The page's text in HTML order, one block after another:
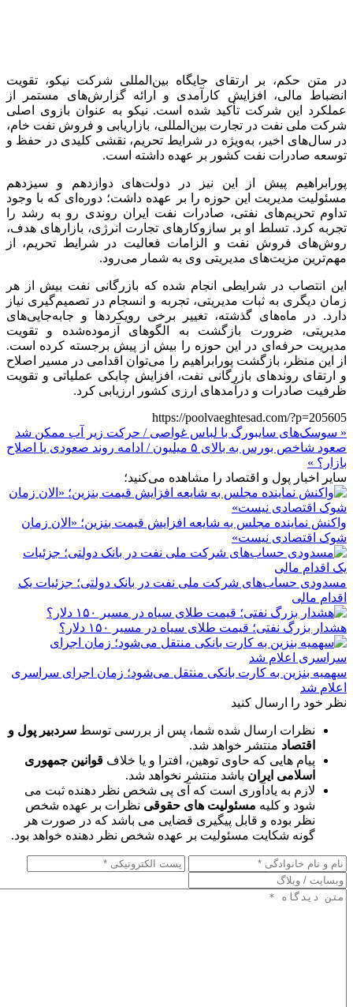
در متن حکم، بر ارتقای جایگاه بین‌المللی شرکت نیکو، تقویت
انضباط مالی، افزایش کارآمدی و ارائه گزارش‌های مستمر از
عملکرد این شرکت تأکید شده است. نیکو به عنوان بازوی اصلی
شرکت ملی نفت در تجارت بین‌المللی، بازاریابی و فروش نفت خام،
در سال‌های اخیر، به‌ویژه در شرایط تحریم، نقشی کلیدی در حفظ و
توسعه صادرات نفت کشور بر عهده داشته است.
پورابراهیم پیش از این نیز در دولت‌های دوازدهم و سیزدهم
مسئولیت مدیریت این حوزه را بر عهده داشت؛ دوره‌ای که با وجود
تداوم تحریم‌های نفتی، صادرات نفت ایران روندی رو به رشد را
تجربه کرد. تسلط او بر سازوکارهای تجارت انرژی، بازارهای هدف،
روش‌های فروش نفت و الزامات فعالیت در شرایط تحریم، از
مهم‌ترین مزیت‌های مدیریتی وی به شمار می‌رود.
این انتصاب در شرایطی انجام شده که بازرگانی نفت بیش از هر
زمان دیگری به ثبات مدیریتی، تجربه و انسجام در تصمیم‌گیری نیاز
دارد. در ماه‌های گذشته، تغییر برخی رویکردها و جابه‌جایی‌های
مدیریتی، ضرورت بازگشت به الگوهای آزموده‌شده و تقویت
مدیریت حرفه‌ای در این حوزه را بیش از پیش برجسته کرده است.
از این منظر، بازگشت پورابراهیم را می‌توان اقدامی در مسیر اصلاح
و ارتقای روندهای بازرگانی نفت، افزایش چابکی عملیاتی و تقویت
ظرفیت صادرات و درآمدهای ارزی کشور ارزیابی کرد.
https://poolvaeghtesad.com/?p=205605
« سوسک‌های سایبورگ با لباس غواصی / حرکت زیر آب ممکن شد
صعود شاخص بورس به بالای ۵ میلیون / ادامه روند صعودی یا اصلاح
بازار؟ »
سایر اخبار پول و اقتصاد را مشاهده می‌کنید؛
واکنش نماینده مجلس به شایعه افزایش قیمت بنزین؛ «الان زمان
شوک اقتصادی نیست»
مسدودی حساب‌های شرکت ملی نفت در بانک دولتی؛ جزئیات یک
اقدام مالی
هشدار بزرگ نفتی؛ قیمت طلای سیاه در مسیر ۱۵۰ دلار؟
سهمیه بنزین به کارت بانکی منتقل می‌شود؛ زمان اجرای سراسری
اعلام شد
نظر خود را ارسال کنید
نظرات ارسال شده شما، پس از بررسی توسط سردبیر پول و
اقتصاد منتشر خواهد شد.
پیام هایی که حاوی توهین، افترا و یا خلاف قوانین جمهوری
اسلامی ایران باشد منتشر نخواهد شد.
لازم به یادآوری است که آی پی شخص نظر دهنده ثبت می
شود و کلیه مسئولیت های حقوقی نظرات بر عهده شخص
نظر بوده و قابل پیگیری قضایی می باشد که در صورت هر
گونه شکایت مسئولیت بر عهده شخص نظر دهنده خواهد بود.